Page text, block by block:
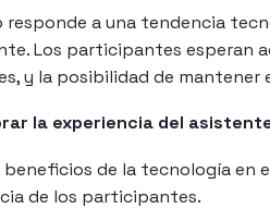
responde a una tendencia
Los participantes esperan
y la posibilidad de
la experiencia del
de la tecnología en
de los participantes.